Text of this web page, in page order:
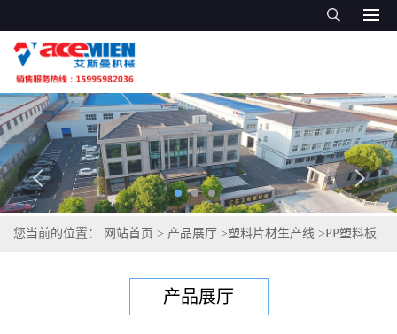
您当前的位置： 网站首页 > 产品展厅 >塑料片材生产线 >PP塑料板
产品展厅